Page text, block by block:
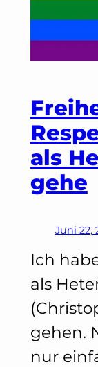
als
gehe
Juni 22,
Ich
als
gehen.
nur